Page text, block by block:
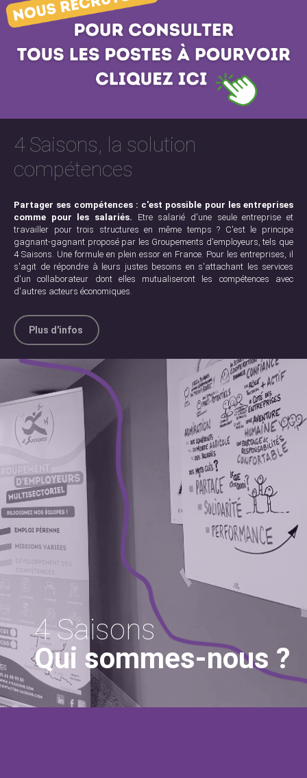
4 Saisons, la solution
compétences
Partager ses compétences : c'est possible pour les entreprises
comme pour les salariés. Etre salarié d'une seule entreprise et
travailler pour trois structures en même temps ? C'est le principe
gagnant-gagnant proposé par les Groupements d'employeurs, tels que
4 Saisons. Une formule en plein essor en France. Pour les entreprises, il
s'agit de répondre à leurs justes besoins en s'attachant les services
d'un collaborateur dont elles mutualiseront les compétences avec
d'autres acteurs économiques.
Plus d'infos
4 Saisons
Qui sommes-nous ?